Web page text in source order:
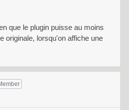
que le plugin puisse au moins
originale, lorsqu'on affiche une